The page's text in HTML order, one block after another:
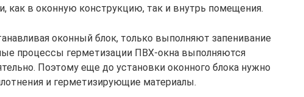
как в оконную конструкцию, так и внутрь помещения.
оконный блок, только выполняют запенивание
процессы герметизации ПВХ-окна выполняются
Поэтому еще до установки оконного блока нужно
и герметизирующие материалы.